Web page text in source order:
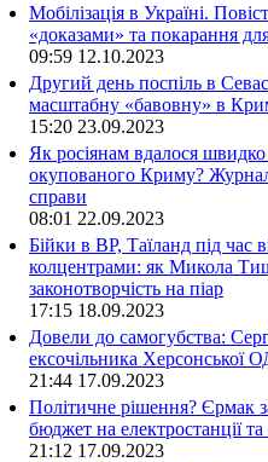
Мобілізація в Україні.
«доказами» та покарання
09:59 12.10.2023
Другий день поспіль в
масштабну «бавовну» в
15:20 23.09.2023
Як росіянам вдалося
окупованого Криму?
справи
08:01 22.09.2023
Бійки в ВР, Таїланд під час
колцентрами: як Микола
законотворчість на піар
17:15 18.09.2023
Довели до самогубства:
ексочільника Херсонської
21:44 17.09.2023
Політичне рішення? Єрмак
бюджет на електростанції
21:12 17.09.2023